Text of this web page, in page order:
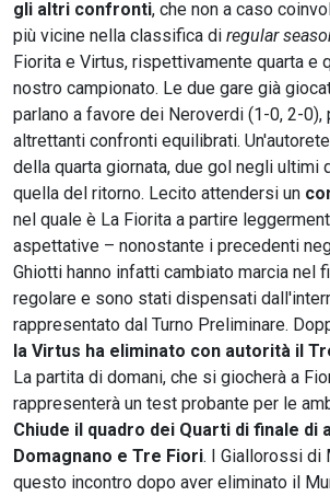
gli altri confronti, che non a caso
più vicine nella classifica di regular
Fiorita e Virtus, rispettivamente quarta e
nostro campionato. Le due gare già
parlano a favore dei Neroverdi (1-0, 2-0),
altrettanti confronti equilibrati.
della quarta giornata, due gol negli ultimi
quella del ritorno. Lecito attendersi un
nel quale è La Fiorita a partire
aspettative – nonostante i precedenti
Ghiotti hanno infatti cambiato marcia nel
regolare e sono stati dispensati
rappresentato dal Turno Preliminare.
la Virtus ha eliminato con autorità il
La partita di domani, che si giocherà a
rappresenterà un test probante per le
Chiude il quadro dei Quarti di finale di
Domagnano e Tre Fiori. I Giallorossi di
questo incontro dopo aver eliminato il